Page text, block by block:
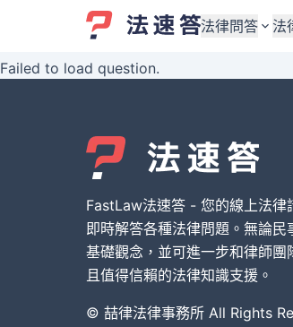
法律問答
婚姻與監護權
債務與債權
刑事犯罪案件
其他案件類型
法
婚姻
債務與
刑事
其他
Failed to load question.
FastLaw法速答 - 您的線上法律
即時解答各種法律問題。無論
基礎觀念，並可進一步和律師團
且值得信賴的法律知識支援。
© 喆律法律事務所 All Rights